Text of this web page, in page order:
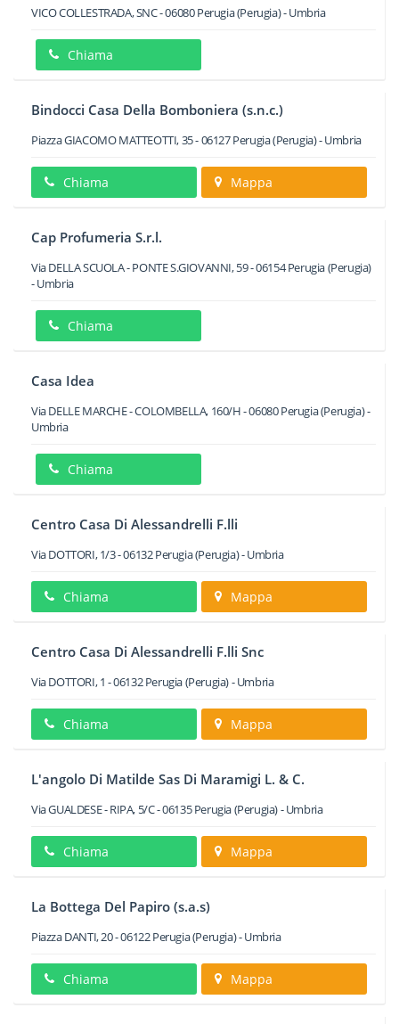
VICO COLLESTRADA, SNC-06080Perugia(Perugia) -Umbria
Chiama
Bindocci Casa Della Bomboniera (s.n.c.)
Piazza GIACOMO MATTEOTTI, 35-06127Perugia(Perugia) -Umbria
Chiama Mappa
Cap Profumeria S.r.l.
Via DELLA SCUOLA - PONTE S.GIOVANNI, 59-06154 Perugia(Perugia)
-Umbria
Chiama
Casa Idea
Via DELLE MARCHE - COLOMBELLA, 160/H-06080Perugia(Perugia) -
Umbria
Chiama
Centro Casa Di Alessandrelli F.lli
Via DOTTORI, 1/3-06132Perugia(Perugia) -Umbria
Chiama Mappa
Centro Casa Di Alessandrelli F.lli Snc
Via DOTTORI, 1 -06132 Perugia(Perugia) -Umbria
Chiama Mappa
L'angolo Di Matilde Sas Di Maramigi L. & C.
Via GUALDESE - RIPA, 5/C-06135 Perugia(Perugia) -Umbria
Chiama Mappa
La Bottega Del Papiro (s.a.s)
Piazza DANTI, 20-06122Perugia(Perugia) -Umbria
Chiama Mappa